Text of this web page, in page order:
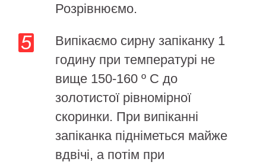
Розрівнюємо.
Випікаємо сирну запіканку 1
годину при температурі не
вище 150-160 º С до
золотистої рівномірної
скоринки. При випіканні
запіканка підніметься майже
вдвічі, а потім при